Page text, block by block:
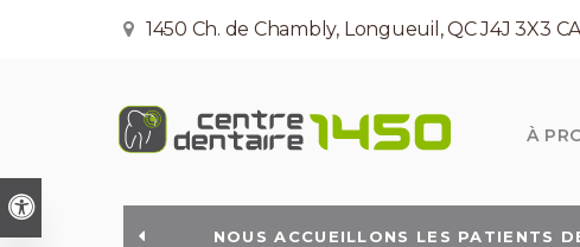
Version accessible
1450 Ch. de Chambly Longueuil QCJ4J 3X3
À
NOUS ACCUEILLONS LES PATIENTS
VOUS SOUHAITEZ